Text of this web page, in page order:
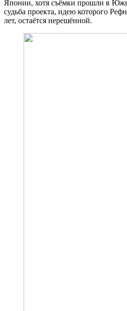
Японии, хотя съёмки прошли в
судьба проекта, идею которого
лет, остаётся нерешённой.